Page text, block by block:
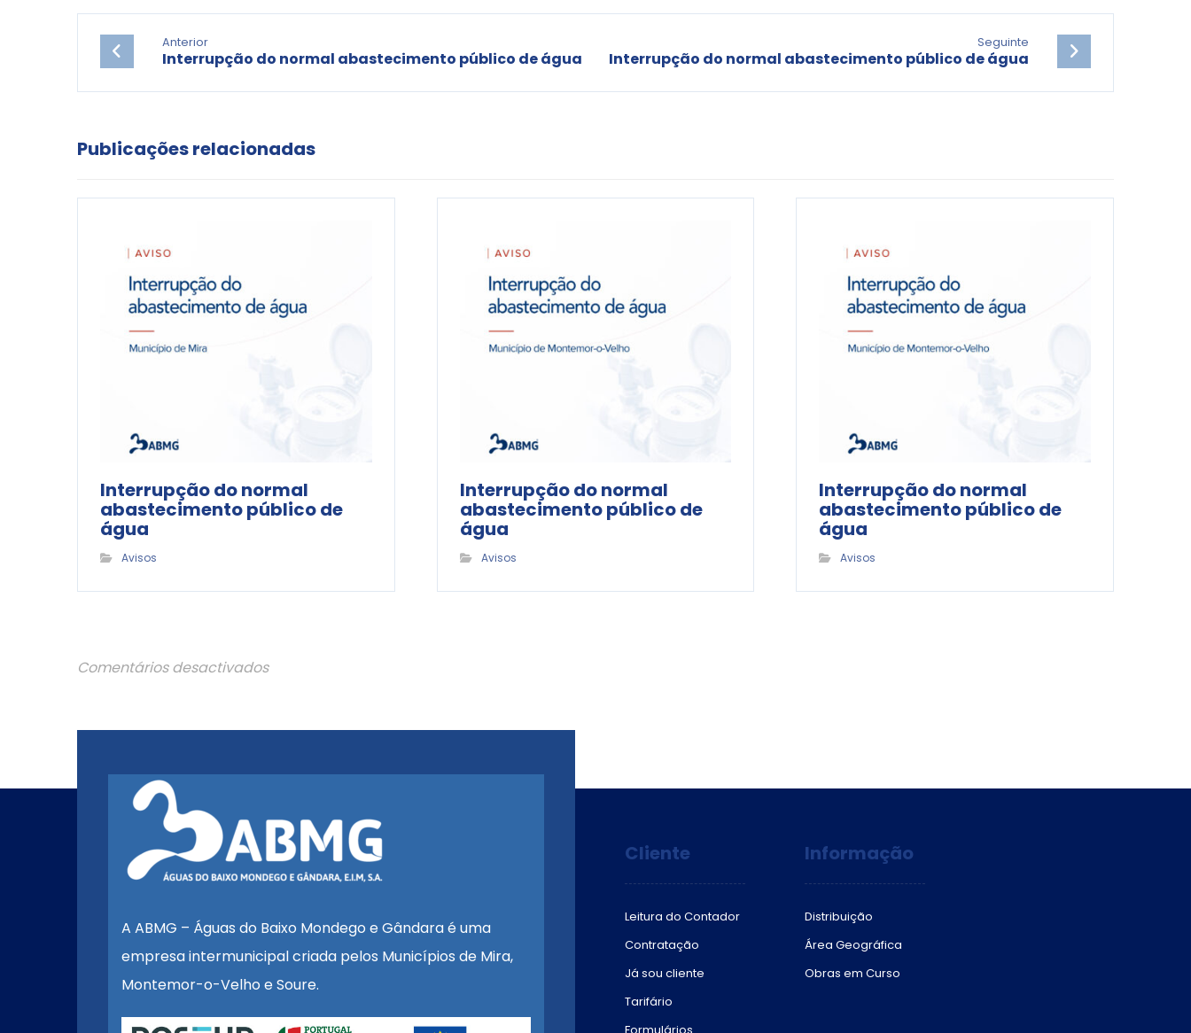
Anterior
Interrupção do normal abastecimento público de água
Seguinte
Interrupção do normal abastecimento público de água
Publicações relacionadas
Interrupção do normal
abastecimento público de
água
Avisos
Interrupção do normal
abastecimento público de
água
Avisos
Interrupção do normal
abastecimento público de
água
Avisos
Comentários desactivados
A ABMG – Águas do Baixo Mondego e Gândara é uma
empresa intermunicipal criada pelos Municípios de Mira,
Montemor-o-Velho e Soure.
Cliente
Leitura do Contador
Contratação
Já sou cliente
Tarifário
Formulários
Informação
Distribuição
Área Geográfica
Obras em Curso